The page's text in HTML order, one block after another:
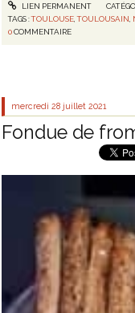
LIEN PERMANENT
TAGS :TOULOUSE ,TOULOUSAIN
0COMMENTAIRE
mercredi 28 juillet 2021
Fondue de